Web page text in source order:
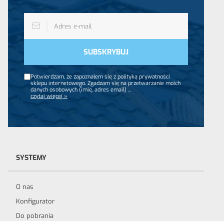
SYSTEMY
O nas
Konfigurator
Do pobrania
Potwierdzam, że zapoznałem się z polityką prywatności
sklepu internetowego. Zgadzam się na przetwarzanie moich
danych osobowych (imię, adres email) ...
czytaj więcej »